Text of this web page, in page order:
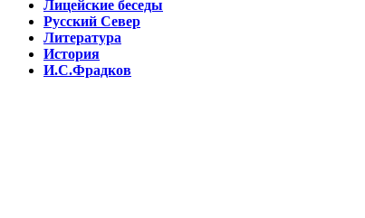
Лицейские беседы
Русский Север
Литература
История
И.С.Фрадков